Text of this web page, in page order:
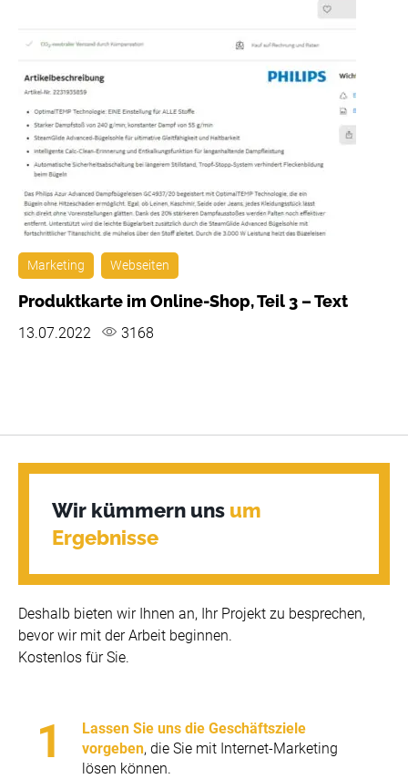
Marketing Webseiten
Produktkarte im Online-Shop, Teil 3 – Text
13.07.2022 3168
Wir kümmern uns um
Ergebnisse
Deshalb bieten wir Ihnen an, Ihr Projekt zu besprechen,
bevor wir mit der Arbeit beginnen.
Kostenlos für Sie.
Lassen Sie uns die Geschäftsziele
vorgeben, die Sie mit Internet-Marketing
lösen können.